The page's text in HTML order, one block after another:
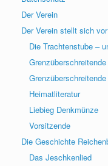
Der Verein
Der Verein stellt sich vor
Die Trachtenstube –
Heimatliteratur
Liebieg Denkmünze
Vorsitzende
Die Geschichte
Das Jeschkenlied